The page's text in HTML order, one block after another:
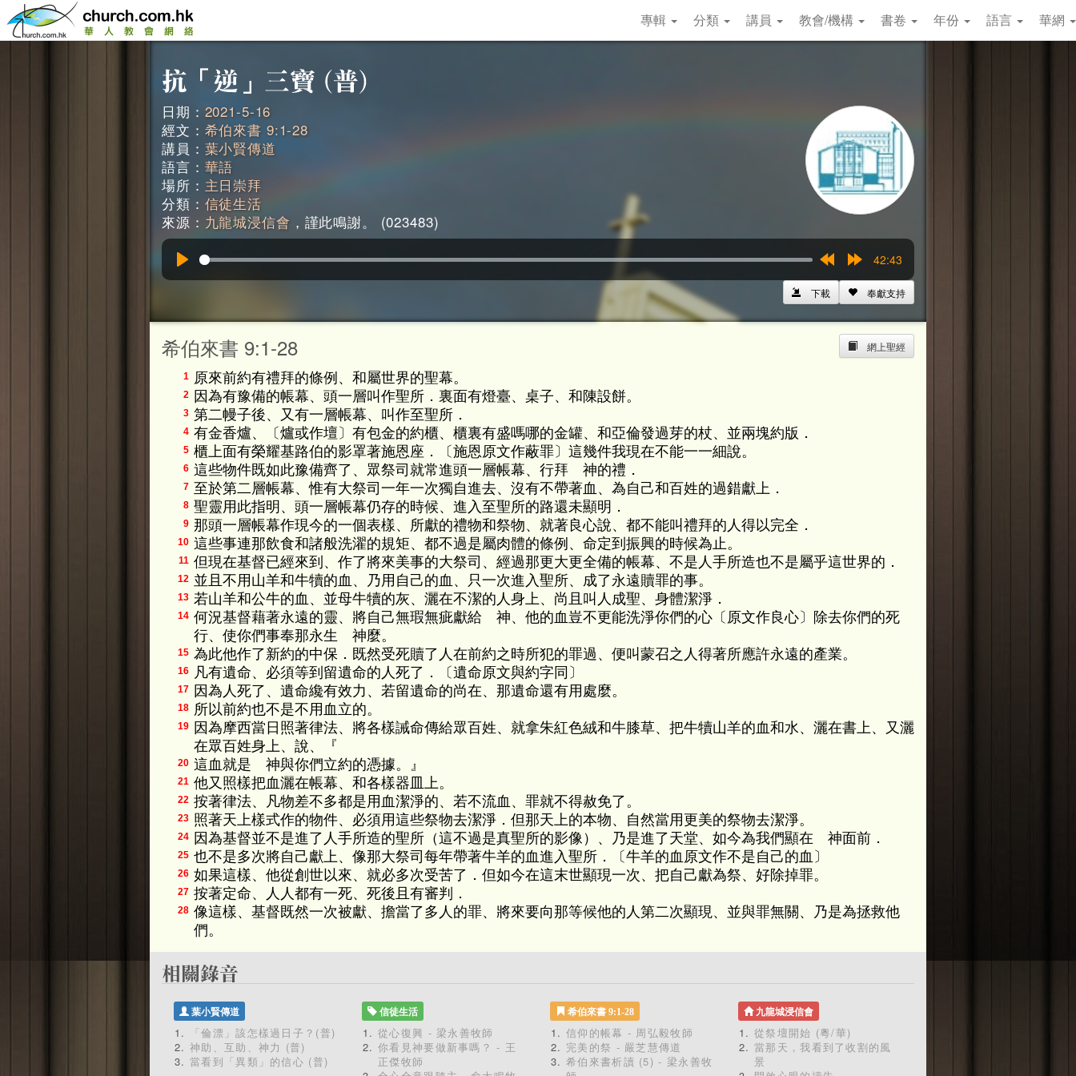
專輯 分類 講員 教會/機構 書卷 年份 語言 華網
日期： 2021-5-16
經文： 希伯來書 9:1-28
講員： 葉小賢傳道
語言： 華語
場所： 主日崇拜
分類： 信徒生活
來源： 九龍城浸信會 ，謹此鳴謝。 (023483)
15s
15s
42:43
奉獻支持
下載
網上聖經
希伯來書 9:1-28
1 原來前約有禮拜的條例、和屬世界的聖幕。
2 因為有豫備的帳幕、頭一層叫作聖所．裏面有燈臺、桌子、和陳設餅。
3 第二幔子後、又有一層帳幕、叫作至聖所．
4 有金香爐、〔爐或作壇〕有包金的約櫃、櫃裏有盛嗎哪的金罐、和亞倫發過芽的杖、並兩塊約版．
5 櫃上面有榮耀基路伯的影罩著施恩座．〔施恩原文作蔽罪〕這幾件我現在不能一一細說。
6 這些物件既如此豫備齊了、眾祭司就常進頭一層帳幕、行拜 神的禮．
7 至於第二層帳幕、惟有大祭司一年一次獨自進去、沒有不帶著血、為自己和百姓的過錯獻上．
8 聖靈用此指明、頭一層帳幕仍存的時候、進入至聖所的路還未顯明．
9 那頭一層帳幕作現今的一個表樣、所獻的禮物和祭物、就著良心說、都不能叫禮拜的人得以完全．
10 這些事連那飲食和諸般洗濯的規矩、都不過是屬肉體的條例、命定到振興的時候為止。
11 但現在基督已經來到、作了將來美事的大祭司、經過那更大更全備的帳幕、不是人手所造也不是屬乎這世界的．
12 並且不用山羊和牛犢的血、乃用自己的血、只一次進入聖所、成了永遠贖罪的事。
13 若山羊和公牛的血、並母牛犢的灰、灑在不潔的人身上、尚且叫人成聖、身體潔淨．
14 何況基督藉著永遠的靈、將自己無瑕無疵獻給 神、他的血豈不更能洗淨你們的心〔原文作良心〕除去你們的死
行、使你們事奉那永生 神麼。
15 為此他作了新約的中保．既然受死贖了人在前約之時所犯的罪過、便叫蒙召之人得著所應許永遠的產業。
16 凡有遺命、必須等到留遺命的人死了．〔遺命原文與約字同〕
17 因為人死了、遺命纔有效力、若留遺命的尚在、那遺命還有用處麼。
18 所以前約也不是不用血立的。
19
因為摩西當日照著律法、將各樣誡命傳給眾百姓、就拿朱紅色絨和牛膝草、把牛犢山羊的血和水、灑在書上、又灑
在眾百姓身上、說、『
20 這血就是 神與你們立約的憑據。』
21 他又照樣把血灑在帳幕、和各樣器皿上。
22 按著律法、凡物差不多都是用血潔淨的、若不流血、罪就不得赦免了。
23 照著天上樣式作的物件、必須用這些祭物去潔淨．但那天上的本物、自然當用更美的祭物去潔淨。
24 因為基督並不是進了人手所造的聖所（這不過是真聖所的影像）、乃是進了天堂、如今為我們顯在 神面前．
25 也不是多次將自己獻上、像那大祭司每年帶著牛羊的血進入聖所．〔牛羊的血原文作不是自己的血〕
26 如果這樣、他從創世以來、就必多次受苦了．但如今在這末世顯現一次、把自己獻為祭、好除掉罪。
27 按著定命、人人都有一死、死後且有審判．
28 像這樣、基督既然一次被獻、擔當了多人的罪、將來要向那等候他的人第二次顯現、並與罪無關、乃是為拯救他
們。
葉小賢傳道
「倫漂」該怎樣過日子？(普)
神助、互助、神力 (普)
當看到「異類」的信心 (普)
信徒生活
從心復興 - 梁永善牧師
你看見神要做新事嗎？ - 王
正傑牧師
希伯來書 9:1-28
信仰的帳幕 - 周弘毅牧師
完美的祭 - 嚴芝慧傳道
希伯來書析讀 (5) - 梁永善牧
九龍城浸信會
從祭壇開始 (粵/華)
當那天，我看到了收割的風
景